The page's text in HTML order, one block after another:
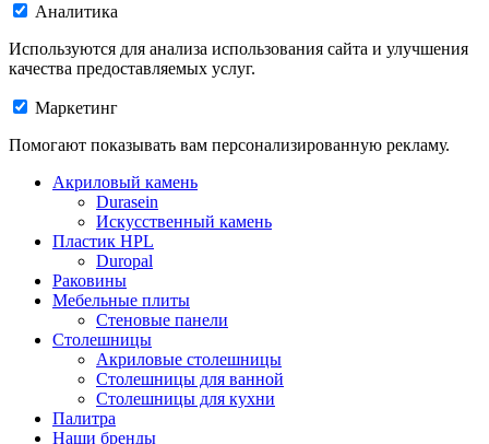
Аналитика
Используются для анализа использования сайта и улучшения
качества предоставляемых услуг.
Маркетинг
Помогают показывать вам персонализированную рекламу.
Акриловый камень
Durasein
Искусственный камень
Пластик HPL
Duropal
Раковины
Мебельные плиты
Стеновые панели
Столешницы
Акриловые столешницы
Столешницы для ванной
Столешницы для кухни
Палитра
Наши бренды